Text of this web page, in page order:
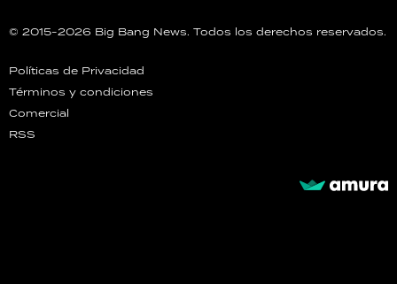
© 2015-2026 Big Bang News. Todos los derechos reservados.
Políticas de Privacidad
Términos y condiciones
Comercial
RSS